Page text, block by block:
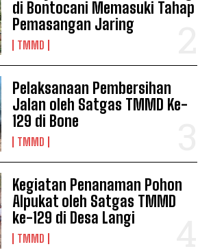
di Bontocani Memasuki Tahap
Pemasangan Jaring
TMMD
Pelaksanaan Pembersihan
Jalan oleh Satgas TMMD Ke-
129 di Bone
TMMD
Kegiatan Penanaman Pohon
Alpukat oleh Satgas TMMD
ke-129 di Desa Langi
TMMD